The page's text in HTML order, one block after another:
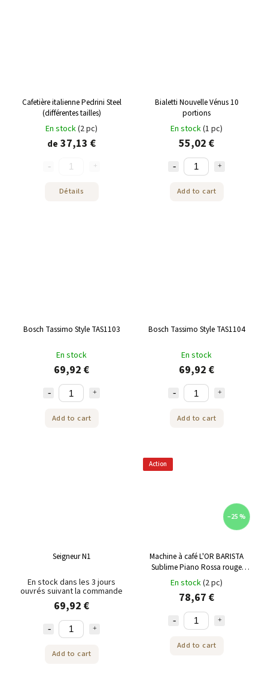
Cafetière italienne Pedrini Steel
(différentes tailles)
En stock(2 pc)
de 37,13 €
Détails
Bialetti Nouvelle Vénus 10
portions
En stock(1 pc)
55,02 €
Add to cart
Bosch Tassimo Style TAS1103
En stock
69,92 €
Add to cart
Bosch Tassimo Style TAS1104
En stock
69,92 €
Add to cart
Seigneur N1
En stock dans les 3 jours
ouvrés suivant la commande
69,92 €
Add to cart
Action
–25 %
Machine à café L'OR BARISTA
Sublime Piano Rossa rouge
pour Nespresso®
En stock(2 pc)
78,67 €
Add to cart